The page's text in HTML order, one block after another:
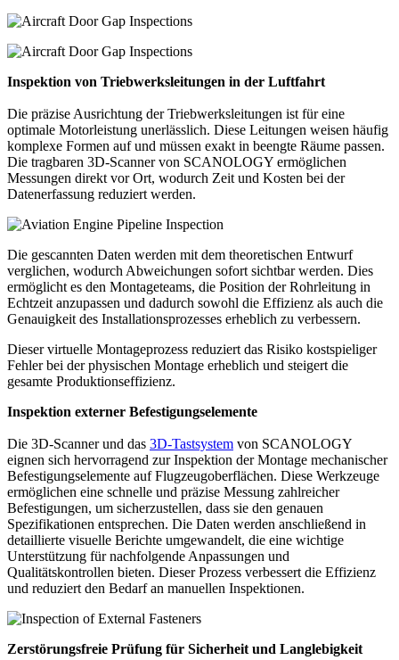
Inspektion von Triebwerksleitungen in der Luftfahrt
Die präzise Ausrichtung der Triebwerksleitungen ist für eine
optimale Motorleistung unerlässlich. Diese Leitungen weisen häufig
komplexe Formen auf und müssen exakt in beengte Räume passen.
Die tragbaren 3D-Scanner von SCANOLOGY ermöglichen
Messungen direkt vor Ort, wodurch Zeit und Kosten bei der
Datenerfassung reduziert werden.
Die gescannten Daten werden mit dem theoretischen Entwurf
verglichen, wodurch Abweichungen sofort sichtbar werden. Dies
ermöglicht es den Montageteams, die Position der Rohrleitung in
Echtzeit anzupassen und dadurch sowohl die Effizienz als auch die
Genauigkeit des Installationsprozesses erheblich zu verbessern.
Dieser virtuelle Montageprozess reduziert das Risiko kostspieliger
Fehler bei der physischen Montage erheblich und steigert die
gesamte Produktionseffizienz.
Inspektion externer Befestigungselemente
Die 3D-Scanner und das 3D-Tastsystem von SCANOLOGY
eignen sich hervorragend zur Inspektion der Montage mechanischer
Befestigungselemente auf Flugzeugoberflächen. Diese Werkzeuge
ermöglichen eine schnelle und präzise Messung zahlreicher
Befestigungen, um sicherzustellen, dass sie den genauen
Spezifikationen entsprechen. Die Daten werden anschließend in
detaillierte visuelle Berichte umgewandelt, die eine wichtige
Unterstützung für nachfolgende Anpassungen und
Qualitätskontrollen bieten. Dieser Prozess verbessert die Effizienz
und reduziert den Bedarf an manuellen Inspektionen.
Zerstörungsfreie Prüfung für Sicherheit und Langlebigkeit